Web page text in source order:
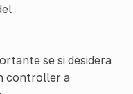
se si desidera
controller a